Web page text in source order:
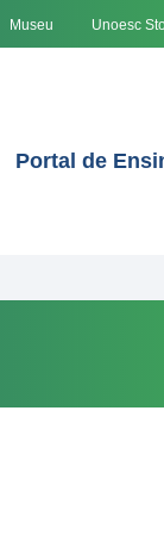
Museu Unoesc
Portal de